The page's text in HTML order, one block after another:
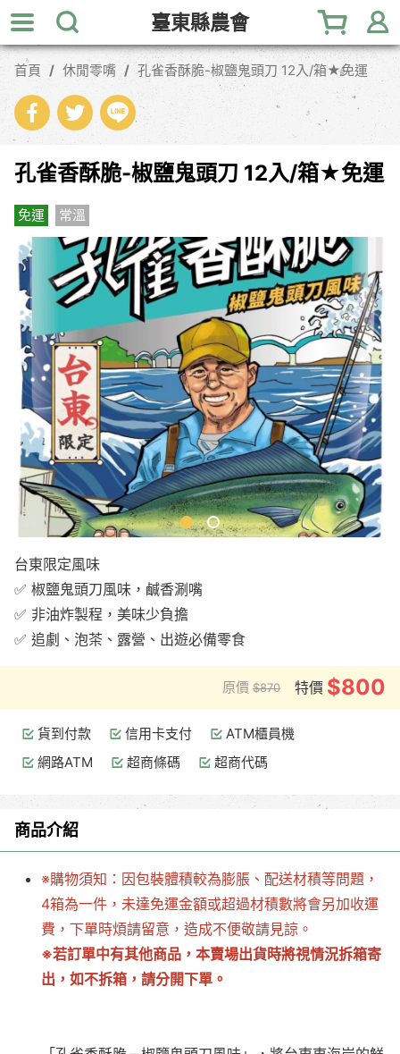
跳
到
主
內
臺東縣農會
首頁 休閒零嘴 孔雀香酥脆-椒鹽鬼頭刀 12入/箱★免運
孔雀香酥脆-椒鹽鬼頭刀 12入/箱★免運
免運 常溫
台東限定風味
✅ 椒鹽鬼頭刀風味，鹹香涮嘴
✅ 非油炸製程，美味少負擔
✅ 追劇、泡茶、露營、出遊必備零食
原價 $870 特價 $800
貨到付款 信用卡支付
ATM櫃員機
網路ATM
超商條碼 超商代碼
商品介紹
※購物須知：因包裝體積較為膨脹、配送材積等問題，
4箱為一件，未達免運金額或超過材積數將會另加收運
費，下單時煩請留意，造成不便敬請見諒。
※若訂單中有其他商品，本賣場出貨時將視情況拆箱寄
出，如不拆箱，請分開下單。